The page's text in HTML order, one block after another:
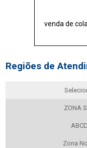
venda de
Regiões de
ZONA
ABCD
Zona